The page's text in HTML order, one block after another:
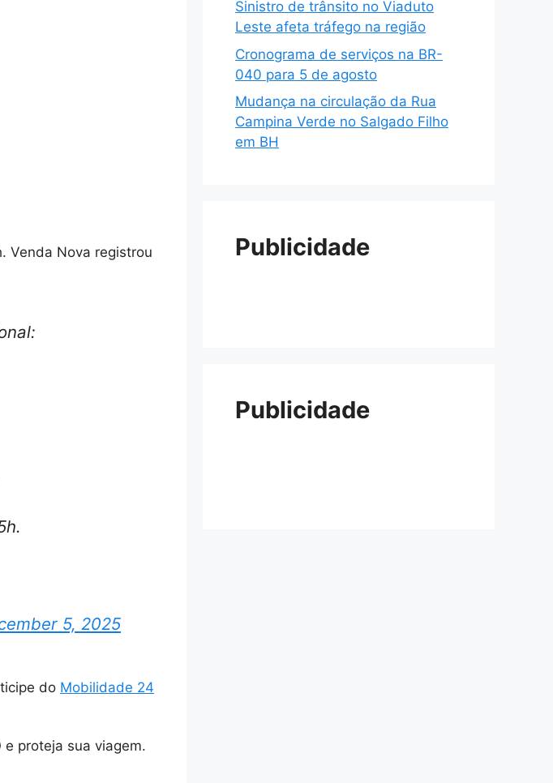
Venda Nova registrou
5, 2025
do Mobilidade 24
e proteja sua viagem.
Sinistro de trânsito no Viaduto
Leste afeta tráfego na região
Cronograma de serviços na BR-
040 para 5 de agosto
Mudança na circulação da Rua
Campina Verde no Salgado Filho
em BH
Publicidade
Publicidade